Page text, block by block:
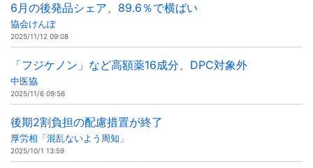
6月の後発品シェア、89.6％で横ばい
協会けんぽ
2025/11/12 09:08
「フジケノン」など高額薬16成分、DPC対象外
中医協
2025/11/6 09:56
後期2割負担の配慮措置が終了
厚労相「混乱ないよう周知」
2025/10/1 13:59